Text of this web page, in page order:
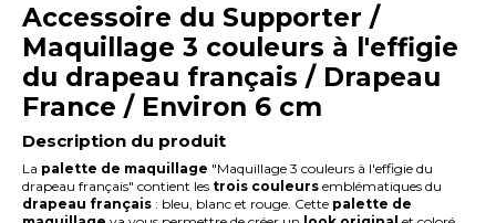
Accessoire du Supporter /
Maquillage 3 couleurs à l'effigie
du drapeau français / Drapeau
France / Environ 6 cm
Description du produit
La palette de maquillage "Maquillage 3 couleurs à l'effigie du
drapeau français" contient les trois couleurs emblématiques du
drapeau français : bleu, blanc et rouge. Cette palette de